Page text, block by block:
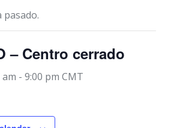
pasado.
– Centro cerrado
am - 9:00 pm CMT